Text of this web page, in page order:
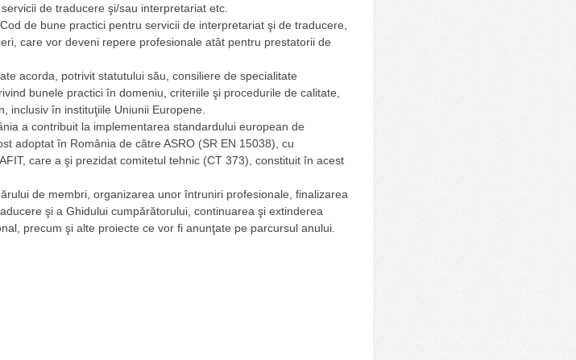
de traducere şi/sau interpretariat etc.
de bune practici pentru servicii de interpretariat şi de traducere,
care vor deveni repere profesionale atât pentru prestatorii de
acorda, potrivit statutului său, consiliere de specialitate
bunele practici în domeniu, criteriile şi procedurile de calitate,
inclusiv în instituţiile Uniunii Europene.
a contribuit la implementarea standardului european de
adoptat în România de către ASRO (SR EN 15038), cu
care a şi prezidat comitetul tehnic (CT 373), constituit în acest
de membri, organizarea unor întruniri profesionale, finalizarea
şi a Ghidului cumpărătorului, continuarea şi extinderea
precum şi alte proiecte ce vor fi anunţate pe parcursul anului.